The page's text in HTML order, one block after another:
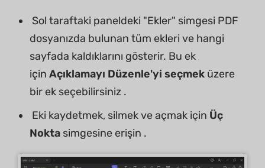
Sol taraftaki paneldeki "Ekler" simgesi PDF
dosyanızda bulunan tüm ekleri ve hangi
sayfada kaldıklarını gösterir. Bu ek
için Açıklamayı Düzenle'yi seçmek üzere
bir ek seçebilirsiniz .
Eki kaydetmek, silmek ve açmak için Üç
Nokta simgesine erişin .